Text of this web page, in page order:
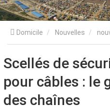
Domicile Nouvelles
chaînes d’approvisionnement
Scellés de
pour câbles : le
des chaînes